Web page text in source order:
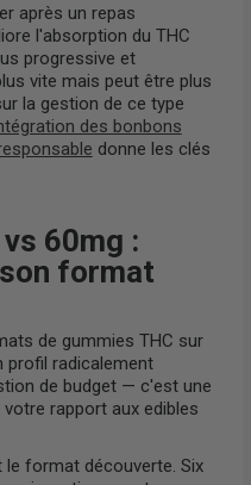
après un repas
l'absorption du THC
progressive et
vite mais peut être plus
la gestion de ce type
des bonbons
donne les clés
60mg :
format
de gummies THC sur
profil radicalement
de budget — c'est une
rapport aux edibles
le format découverte. Six